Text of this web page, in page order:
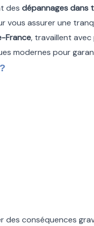
des dépannages dans
vous assurer une
France, travaillent
modernes pour
des conséquences